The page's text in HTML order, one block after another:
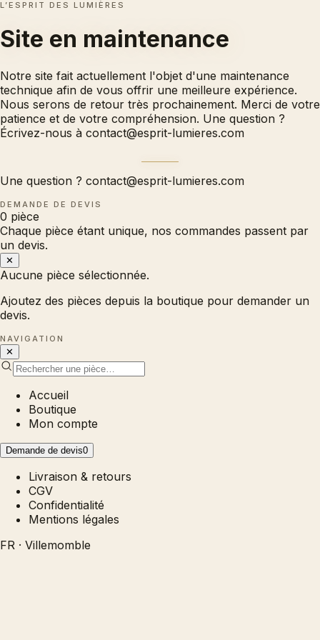
L’ESPRIT DES LUMIÈRES
Site en maintenance
Notre site fait actuellement l'objet d'une maintenance
technique afin de vous offrir une meilleure expérience.
Nous serons de retour très prochainement. Merci de votre
patience et de votre compréhension. Une question ?
Écrivez-nous à contact@esprit-lumieres.com
Une question ? contact@esprit-lumieres.com
DEMANDE DE DEVIS
0 pièce
Chaque pièce étant unique, nos commandes passent par
un devis.
✕
Aucune pièce sélectionnée.
Ajoutez des pièces depuis la boutique pour demander un
devis.
NAVIGATION
✕
Accueil
Boutique
Mon compte
Demande de devis0
Livraison & retours
CGV
Confidentialité
Mentions légales
FR · Villemomble